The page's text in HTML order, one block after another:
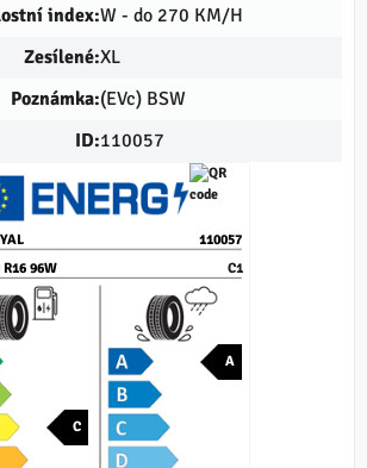
index:W - do 270 KM/H
Zesílené:XL
Poznámka:(EVc) BSW
ID:110057
96W
110057
C
A
C1